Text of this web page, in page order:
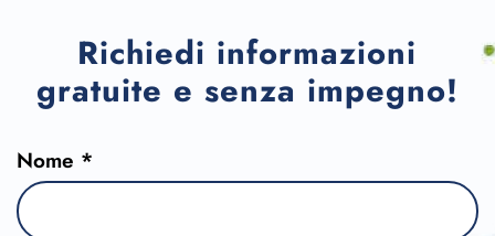
Richiedi informazioni
gratuite e senza impegno!
Nome *